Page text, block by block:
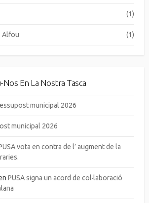
(1)
Alfou (1)
En La Nostra Tasca
municipal 2026
municipal 2026
vota en contra de l’ augment de la
PUSA signa un acord de col·laboració